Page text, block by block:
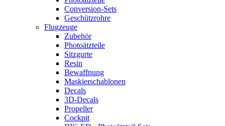
Conversion-Sets
Geschützrohre
Flugzeuge
Zubehör
Photoätzteile
Sitzgurte
Resin
Bewaffnung
Maskierschablonen
Decals
3D-Decals
Propeller
Cockpit